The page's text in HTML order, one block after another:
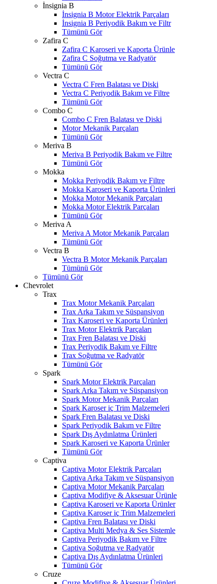
İnsignia B
İnsignia B Motor Elektrik Parçaları
İnsignia B Periyodik Bakım ve Filtr
Tümünü Gör
Zafira C
Zafira C Karoseri ve Kaporta Ürünle
Zafira C Soğutma ve Radyatör
Tümünü Gör
Vectra C
Vectra C Fren Balatası ve Diski
Vectra C Periyodik Bakım ve Filtre
Tümünü Gör
Combo C
Combo C Fren Balatası ve Diski
Motor Mekanik Parçaları
Tümünü Gör
Meriva B
Meriva B Periyodik Bakım ve Filtre
Tümünü Gör
Mokka
Mokka Periyodik Bakım ve Filtre
Mokka Karoseri ve Kaporta Ürünleri
Mokka Motor Mekanik Parçaları
Mokka Motor Elektrik Parçaları
Tümünü Gör
Meriva A
Meriva A Motor Mekanik Parçaları
Tümünü Gör
Vectra B
Vectra B Motor Mekanik Parçaları
Tümünü Gör
Tümünü Gör
Chevrolet
Trax
Trax Motor Mekanik Parçaları
Trax Arka Takım ve Süspansiyon
Trax Karoseri ve Kaporta Ürünleri
Trax Motor Elektrik Parçaları
Trax Fren Balatası ve Diski
Trax Periyodik Bakım ve Filtre
Trax Soğutma ve Radyatör
Tümünü Gör
Spark
Spark Motor Elektrik Parçaları
Spark Arka Takım ve Süspansiyon
Spark Motor Mekanik Parçaları
Spark Karoser iç Trim Malzemeleri
Spark Fren Balatası ve Diski
Spark Periyodik Bakım ve Filtre
Spark Dış Aydınlatma Ürünleri
Spark Karoseri ve Kaporta Ürünler
Tümünü Gör
Captiva
Captiva Motor Elektrik Parçaları
Captiva Arka Takım ve Süspansiyon
Captiva Motor Mekanik Parçaları
Captiva Modifiye & Aksesuar Ürünle
Captiva Karoseri ve Kaporta Ürünler
Captiva Karoser iç Trim Malzemeleri
Captiva Fren Balatası ve Diski
Captiva Multi Medya & Ses Sistemle
Captiva Periyodik Bakım ve Filtre
Captiva Soğutma ve Radyatör
Captiva Dış Aydınlatma Ürünleri
Tümünü Gör
Cruze